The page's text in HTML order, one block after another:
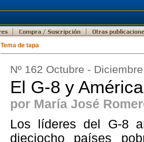
Tema de tapa
Nº 162 Octubre -
El G-8 y
por María José
Los líderes del G-8
dieciocho países